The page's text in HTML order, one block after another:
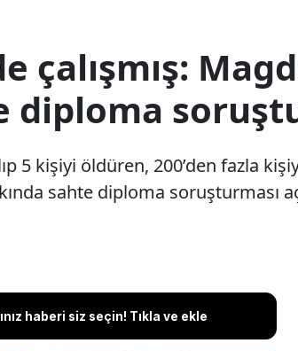
çalışmış:
diploma
5 kişiyi öldüren, 200’den fazla
sahte diploma soruşturması
haberi siz seçin! Tıkla ve ekle